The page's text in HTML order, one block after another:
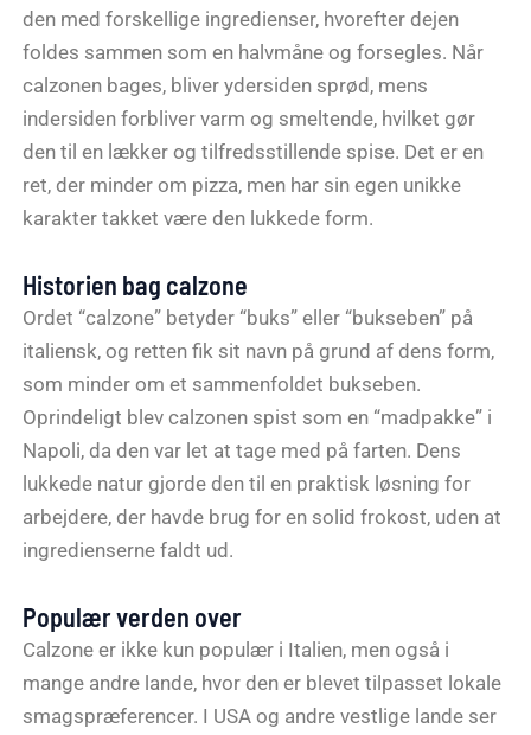
den med forskellige ingredienser, hvorefter dejen
foldes sammen som en halvmåne og forsegles. Når
calzonen bages, bliver ydersiden sprød, mens
indersiden forbliver varm og smeltende, hvilket gør
den til en lækker og tilfredsstillende spise. Det er en
ret, der minder om pizza, men har sin egen unikke
karakter takket være den lukkede form.
Historien bag calzone
Ordet “calzone” betyder “buks” eller “bukseben” på
italiensk, og retten fik sit navn på grund af dens form,
som minder om et sammenfoldet bukseben.
Oprindeligt blev calzonen spist som en “madpakke” i
Napoli, da den var let at tage med på farten. Dens
lukkede natur gjorde den til en praktisk løsning for
arbejdere, der havde brug for en solid frokost, uden at
ingredienserne faldt ud.
Populær verden over
Calzone er ikke kun populær i Italien, men også i
mange andre lande, hvor den er blevet tilpasset lokale
smagspræferencer. I USA og andre vestlige lande ser